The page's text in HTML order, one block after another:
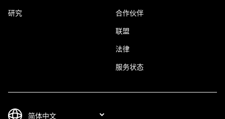
研究 合作伙伴
联盟
法律
服务状态